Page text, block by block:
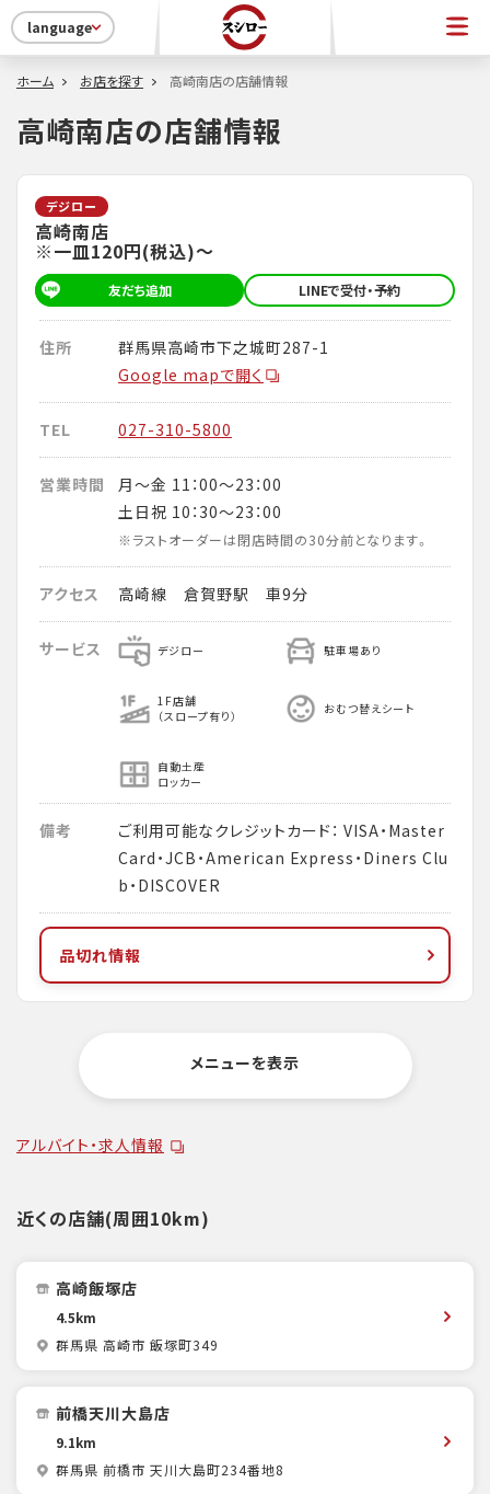
language
ホーム お店を探す 高崎南店の店舗情報
高崎南店の店舗情報
デジロー
高崎南店
※一皿120円(税込)～
友だち追加 LINEで受付・予約
住所
群馬県高崎市下之城町287-1
Google mapで開く
TEL 027-310-5800
営業時間
月～金 11：00～23：00
土日祝 10：30～23：00
※ラストオーダーは閉店時間の30分前となります。
アクセス 高崎線 倉賀野駅 車9分
サービス デジロー 駐車場あり
1F店舗
（スロープ有り）
おむつ替えシート
自動土産
ロッカー
備考
ご利用可能なクレジットカード： VISA・Master
Card・JCB・American Express・Diners Clu
b・DISCOVER
品切れ情報
メニューを表示
アルバイト・求人情報
近くの店舗(周囲10km)
高崎飯塚店
4.5km
群馬県 高崎市 飯塚町349
前橋天川大島店
9.1km
群馬県 前橋市 天川大島町234番地8